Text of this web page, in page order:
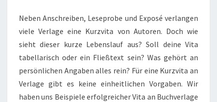
Neben Anschreiben, Leseprobe und Exposé verlangen
viele Verlage eine Kurzvita von Autoren. Doch wie
sieht dieser kurze Lebenslauf aus? Soll deine Vita
tabellarisch oder ein Fließtext sein? Was gehört an
persönlichen Angaben alles rein? Für eine Kurzvita an
Verlage gibt es keine einheitlichen Vorgaben. Wir
haben uns Beispiele erfolgreicher Vita an Buchverlage